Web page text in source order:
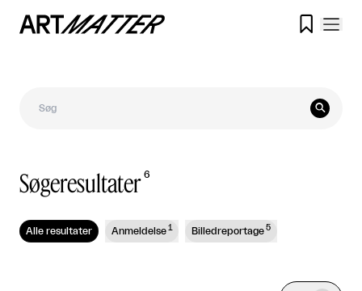


Søgeresultater 6
Alle resultater Anmeldelse 1 Billedreportage 5